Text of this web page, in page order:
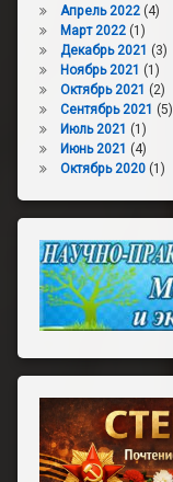
Апрель 2022(4)
Март 2022(1)
Декабрь 2021 (3)
Ноябрь 2021 (1)
Октябрь 2021 (2)
Сентябрь 2021 (5)
Июль 2021 (1)
Июнь 2021 (4)
Октябрь 2020(1)